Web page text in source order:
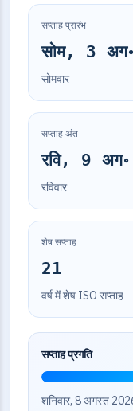
सप्ताह प्रारंभ
सोम, 3
सोमवार
सप्ताह अंत
रवि, 9
रविवार
शेष सप्ताह
21
वर्ष में शेष ISO सप्ताह
सप्ताह प्रगति
शनिवार, 8 अगस्त